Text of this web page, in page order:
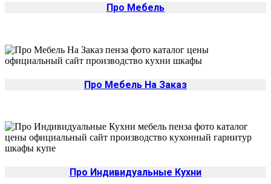
Про Мебель
Про Мебель На Заказ
Про Индивидуальные Кухни